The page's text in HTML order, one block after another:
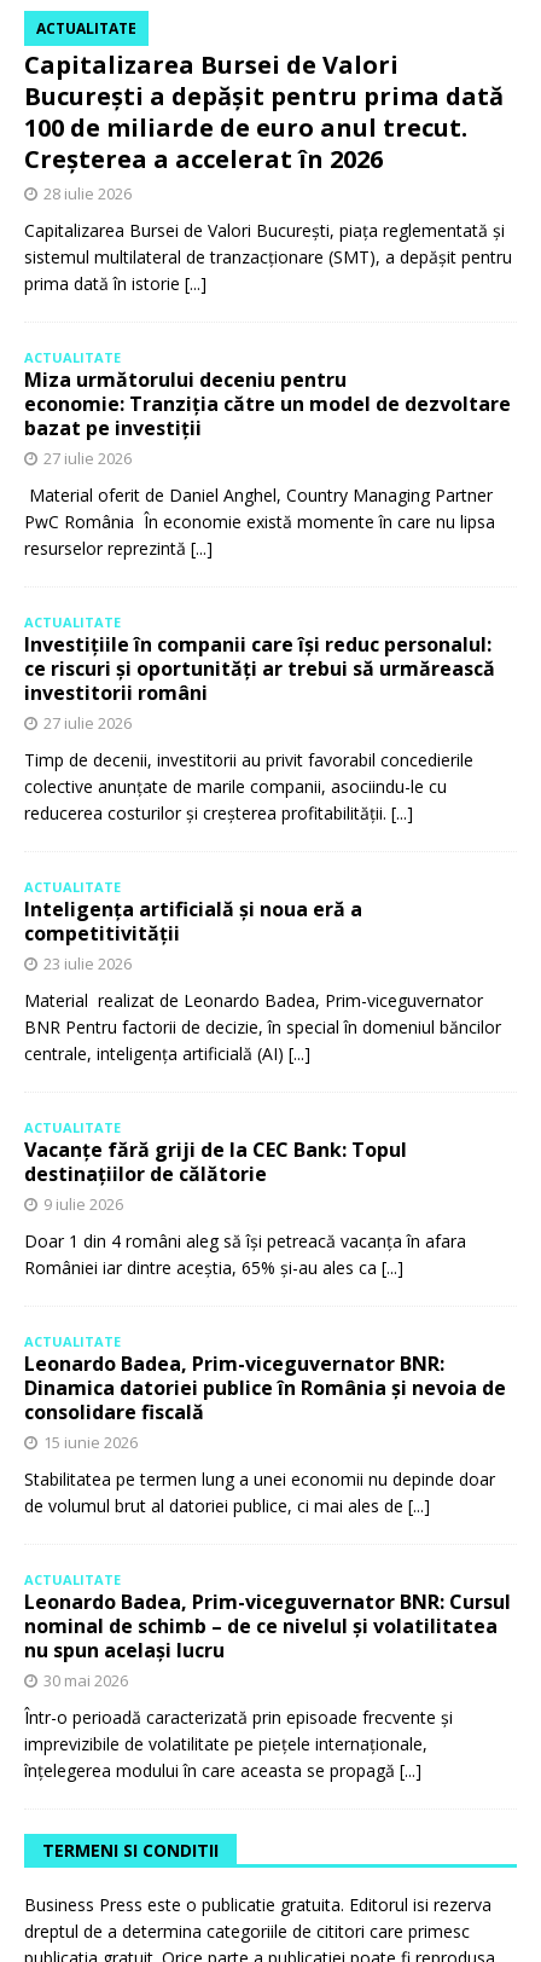
Capitalizarea Bursei de Valori
București a depășit pentru prima dată
100 de miliarde de euro anul trecut.
Creșterea a accelerat în 2026
ACTUALITATE
28 iulie 2026
Capitalizarea Bursei de Valori București, piața reglementată și
sistemul multilateral de tranzacționare (SMT), a depășit pentru
prima dată în istorie [...]
ACTUALITATE
Miza următorului deceniu pentru
economie: Tranziția către un model de dezvoltare
bazat pe investiții
27 iulie 2026
Material oferit de Daniel Anghel, Country Managing Partner
PwC România În economie există momente în care nu lipsa
resurselor reprezintă [...]
ACTUALITATE
Investițiile în companii care își reduc personalul:
ce riscuri și oportunități ar trebui să urmărească
investitorii români
27 iulie 2026
Timp de decenii, investitorii au privit favorabil concedierile
colective anunțate de marile companii, asociindu-le cu
reducerea costurilor și creșterea profitabilității. [...]
ACTUALITATE
Inteligența artificială și noua eră a
competitivității
23 iulie 2026
Material realizat de Leonardo Badea, Prim-viceguvernator
BNR Pentru factorii de decizie, în special în domeniul băncilor
centrale, inteligența artificială (AI) [...]
ACTUALITATE
Vacanțe fără griji de la CEC Bank: Topul
destinațiilor de călătorie
9 iulie 2026
Doar 1 din 4 români aleg să își petreacă vacanța în afara
României iar dintre aceștia, 65% și-au ales ca [...]
ACTUALITATE
Leonardo Badea, Prim-viceguvernator BNR:
Dinamica datoriei publice în România și nevoia de
consolidare fiscală
15 iunie 2026
Stabilitatea pe termen lung a unei economii nu depinde doar
de volumul brut al datoriei publice, ci mai ales de [...]
ACTUALITATE
Leonardo Badea, Prim-viceguvernator BNR: Cursul
nominal de schimb – de ce nivelul și volatilitatea
nu spun același lucru
30 mai 2026
Într-o perioadă caracterizată prin episoade frecvente și
imprevizibile de volatilitate pe piețele internaționale,
înțelegerea modului în care aceasta se propagă [...]
TERMENI SI CONDITII
Business Press este o publicatie gratuita. Editorul isi rezerva
dreptul de a determina categoriile de cititori care primesc